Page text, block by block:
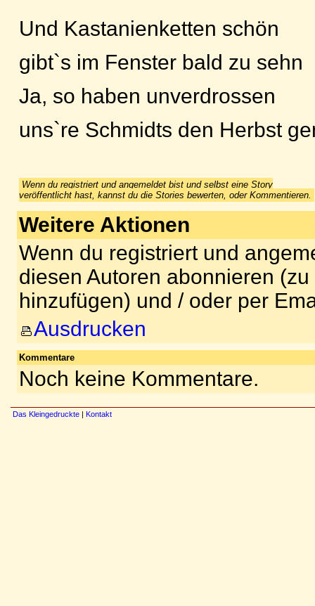
Und Kastanienketten schön
gibt`s im Fenster bald zu sehn
Ja, so haben unverdrossen
uns`re Schmidts den Herbst
Wenn du registriert und angemeldet bist und selbst eine Story
veröffentlicht hast, kannst du die Stories bewerten, oder Kommentieren.
Weitere Aktionen
Wenn du registriert und
diesen Autoren abonnieren
hinzufügen) und / oder per
Ausdrucken
Kommentare
Noch keine Kommentare.
Das Kleingedruckte | Kontakt